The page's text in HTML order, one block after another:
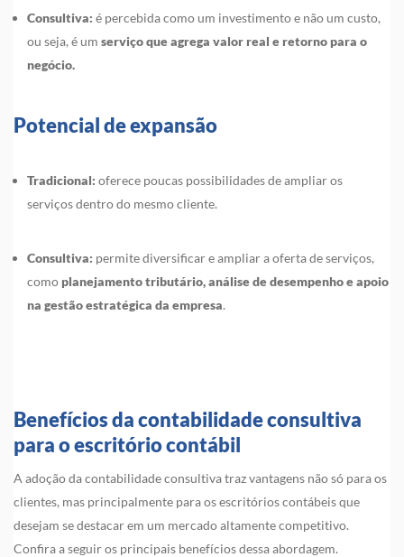
Consultiva: é percebida como um investimento e não um custo,
ou seja, é um serviço que agrega valor real e retorno para o
negócio.
Potencial de expansão
Tradicional: oferece poucas possibilidades de ampliar os
serviços dentro do mesmo cliente.
Consultiva: permite diversificar e ampliar a oferta de serviços,
como planejamento tributário, análise de desempenho e apoio
na gestão estratégica da empresa.
Benefícios da contabilidade consultiva
para o escritório contábil
A adoção da contabilidade consultiva traz vantagens não só para os
clientes, mas principalmente para os escritórios contábeis que
desejam se destacar em um mercado altamente competitivo.
Confira a seguir os principais benefícios dessa abordagem.